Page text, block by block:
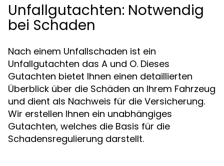
Unfallgutachten: Notwendig
bei Schaden
Nach einem Unfallschaden ist ein
Unfallgutachten das A und O. Dieses
Gutachten bietet Ihnen einen detaillierten
Überblick über die Schäden an Ihrem Fahrzeug
und dient als Nachweis für die Versicherung.
Wir erstellen Ihnen ein unabhängiges
Gutachten, welches die Basis für die
Schadensregulierung darstellt.